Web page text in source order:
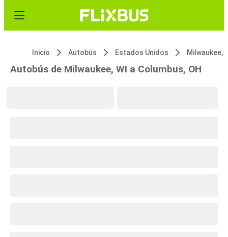
Inicio Autobús Estados Unidos Milwaukee,
Autobús de Milwaukee, WI a Columbus, OH